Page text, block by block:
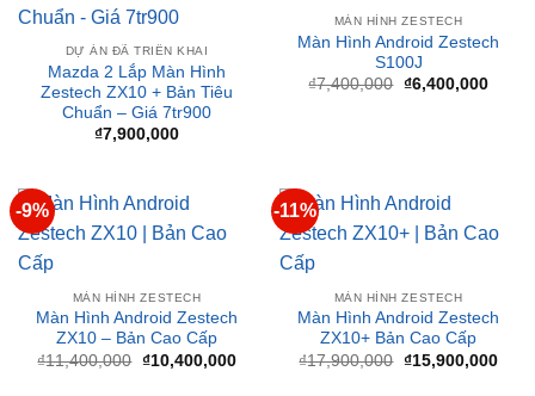
Mazda 2 Lắp Màn Hình
Chuẩn – Giá 7tr900
₫ 7,900,000
7,400,000 Giá
gốc
là:
₫7,400,000.
₫6,400,000
hiện
tại
MÀN HÌNH ZESTECH
Màn Hình Android Zestech
11,400,000 Giá
gốc
là:
₫11,400,000.
₫10,400,000
hiện
tại
₫10,400,000.
MÀN HÌNH ZESTECH
Màn Hình Android Zestech
17,900,000 Giá
gốc
là:
₫17,900,000.
₫15,900,000
hiện
tại